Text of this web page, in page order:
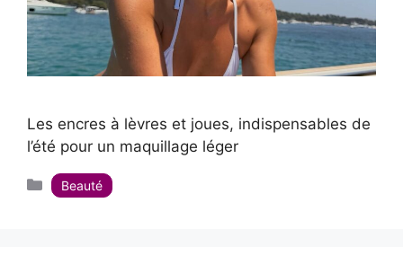
Les encres à lèvres et joues, indispensables de
l’été pour un maquillage léger
Catégories
Beauté